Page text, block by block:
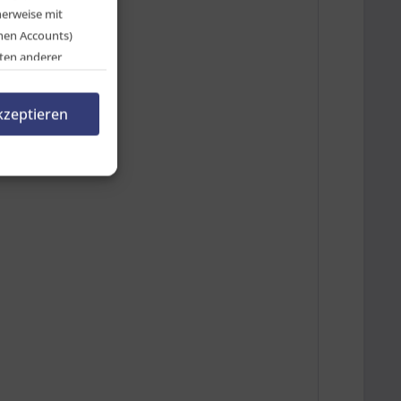
mit
Accounts)
anderer